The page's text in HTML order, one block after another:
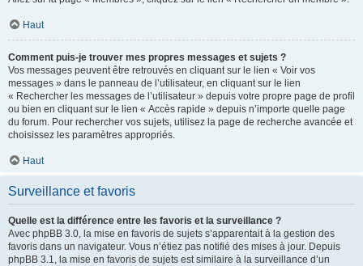
Haut
Comment puis-je trouver mes propres messages et sujets ?
Vos messages peuvent être retrouvés en cliquant sur le lien « Voir vos
messages » dans le panneau de l’utilisateur, en cliquant sur le lien
« Rechercher les messages de l’utilisateur » depuis votre propre page de profil
ou bien en cliquant sur le lien « Accès rapide » depuis n’importe quelle page
du forum. Pour rechercher vos sujets, utilisez la page de recherche avancée et
choisissez les paramètres appropriés.
Haut
Surveillance et favoris
Quelle est la différence entre les favoris et la surveillance ?
Avec phpBB 3.0, la mise en favoris de sujets s’apparentait à la gestion des
favoris dans un navigateur. Vous n’étiez pas notifié des mises à jour. Depuis
phpBB 3.1, la mise en favoris de sujets est similaire à la surveillance d’un